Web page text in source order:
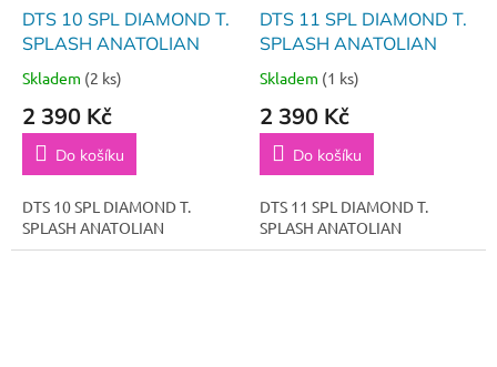
DTS 10 SPL DIAMOND T.
SPLASH ANATOLIAN
Skladem (2 ks)
2 390 Kč
Do košíku
DTS 10 SPL DIAMOND T.
SPLASH ANATOLIAN
DTS 11 SPL DIAMOND T.
SPLASH ANATOLIAN
Skladem (1 ks)
2 390 Kč
Do košíku
DTS 11 SPL DIAMOND T.
SPLASH ANATOLIAN